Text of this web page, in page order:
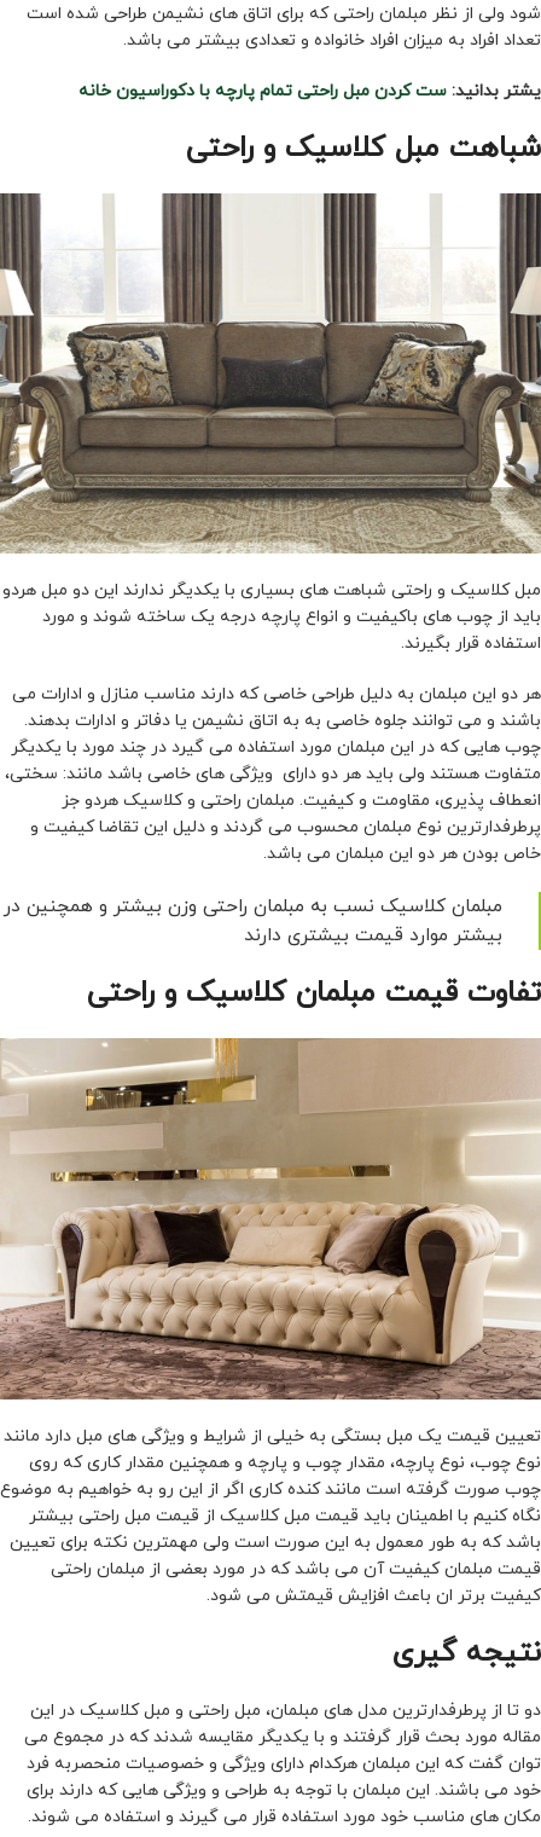
شود ولی از نظر مبلمان راحتی که برای اتاق های نشیمن طراحی شده است
تعداد افراد به میزان افراد خانواده و تعدادی بیشتر می باشد.
یشتر بدانید: ست کردن مبل راحتی تمام پارچه با دکوراسیون خانه
شباهت مبل کلاسیک و راحتی
مبل کلاسیک و راحتی شباهت های بسیاری با یکدیگر ندارند این دو مبل هردو
باید از چوب های باکیفیت و انواع پارچه درجه یک ساخته شوند و مورد
استفاده قرار بگیرند.
هر دو این مبلمان به دلیل طراحی خاصی که دارند مناسب منازل و ادارات می
باشند و می توانند جلوه خاصی به به اتاق نشیمن یا دفاتر و ادارات بدهند.
چوب هایی که در این مبلمان مورد استفاده می گیرد در چند مورد با یکدیگر
متفاوت هستند ولی باید هر دو دارای ویژگی های خاصی باشد مانند: سختی،
انعطاف پذیری، مقاومت و کیفیت. مبلمان راحتی و کلاسیک هردو جز
پرطرفدارترین نوع مبلمان محسوب می گردند و دلیل این تقاضا کیفیت و
خاص بودن هر دو این مبلمان می باشد.
مبلمان کلاسیک نسب به مبلمان راحتی وزن بیشتر و همچنین در
بیشتر موارد قیمت بیشتری دارند
تفاوت قیمت مبلمان کلاسیک و راحتی
تعیین قیمت یک مبل بستگی به خیلی از شرایط و ویژگی های مبل دارد مانند
نوع چوب، نوع پارچه، مقدار چوب و پارچه و همچنین مقدار کاری که روی
چوب صورت گرفته است مانند کنده کاری اگر از این رو به خواهیم به موضوع
نگاه کنیم با اطمینان باید قیمت مبل کلاسیک از قیمت مبل راحتی بیشتر
باشد که به طور معمول به این صورت است ولی مهمترین نکته برای تعیین
قیمت مبلمان کیفیت آن می باشد که در مورد بعضی از مبلمان راحتی
کیفیت برتر ان باعث افزایش قیمتش می شود.
نتیجه گیری
دو تا از پرطرفدارترین مدل های مبلمان، مبل راحتی و مبل کلاسیک در این
مقاله مورد بحث قرار گرفتند و با یکدیگر مقایسه شدند که در مجموع می
توان گفت که این مبلمان هرکدام دارای ویژگی و خصوصیات منحصربه فرد
خود می باشند. این مبلمان با توجه به طراحی و ویژگی هایی که دارند برای
مکان های مناسب خود مورد استفاده قرار می گیرند و استفاده می شوند.